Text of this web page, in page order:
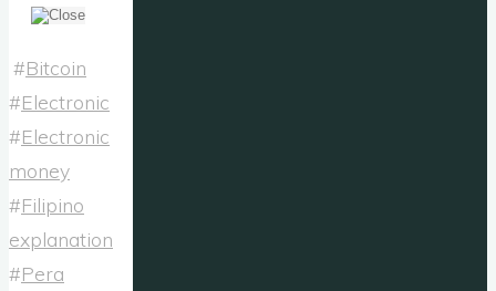
#Bitcoin
#Electronic
#Electronic
money
#Filipino
explanation
#Pera